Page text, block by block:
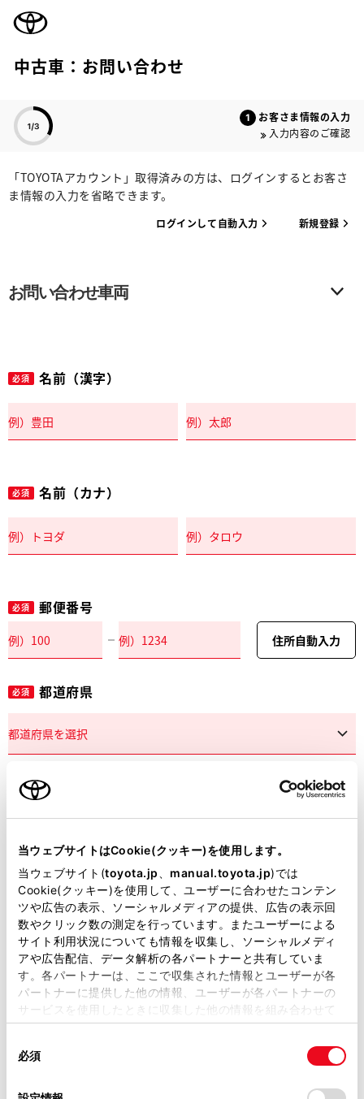
当ウェブサイトはCookie(クッキー)を使用します。
当ウェブサイト(toyota.jp manual.toyota.jp)では
Cookie(クッキー)を使用して、ユーザーに合わせたコンテン
ツや広告の表示、ソーシャルメディアの提供、広告の表示回
数やクリック数の測定を行っています。またユーザーによる
サイト利用状況についても情報を収集し、ソーシャルメディ
アや広告配信、データ解析の各パートナーと共有していま
す。各パートナーは、ここで収集された情報とユーザーが各
パートナーに提供した他の情報、ユーザーが各パートナーの
サービスを使用したときに収集した他の情報を組み合わせて
使用することがあります。当ウェブサイトの使用を続行する
デバイスにすべてのCookie(クッキー)が保存されることに同
必須
中古車：お問い合わせ
お客さま情報の入力
入力内容のご確認
「TOYOTAアカウント」取得済みの方は、ログインするとお客さ
ま情報の入力を省略できます。
ログインして自動入力 新規登録
お問い合わせ車両
必須 名前（漢字）
必須 名前（カナ）
必須 郵便番号
住所自動入力
必須 都道府県
市区町村名
必須 丁目番地
建物名